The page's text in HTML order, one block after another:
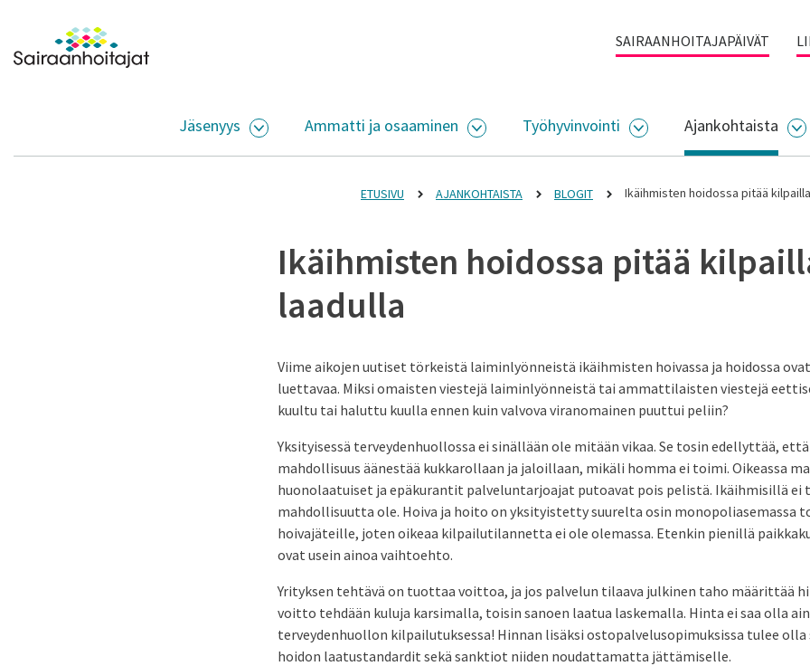
Siirry sisältöön
Etusivulle SAIRAANHOITAJAPÄIVÄT
Jäsenyys
AVAA ALASIVUJEN VALIKKO
Ammatti ja osaaminen
AVAA ALASIVUJEN VALIKKO
Työhyvinvointi
AVAA ALASIVUJEN
Ajankohtaista
ETUSIVU AJANKOHTAISTA BLOGIT Ikäihmisten hoidossa pitää
Ikäihmisten hoidossa pitää
laadulla
Viime aikojen uutiset törkeistä laiminlyönneistä ikäihmisten hoivassa ja hoidossa
luettavaa. Miksi omaisten viestejä laiminlyönneistä tai ammattilaisten viestejä
kuultu tai haluttu kuulla ennen kuin valvova viranomainen puuttui peliin?
Yksityisessä terveydenhuollossa ei sinällään ole mitään vikaa. Se tosin edellyttää,
mahdollisuus äänestää kukkarollaan ja jaloillaan, mikäli homma ei toimi. Oikeassa
huonolaatuiset ja epäkurantit palveluntarjoajat putoavat pois pelistä. Ikäihmisillä ei
mahdollisuutta ole. Hoiva ja hoito on yksityistetty suurelta osin monopoliasemassa
hoivajäteille, joten oikeaa kilpailutilannetta ei ole olemassa. Etenkin pienillä
ovat usein ainoa vaihtoehto.
Yrityksen tehtävä on tuottaa voittoa, ja jos palvelun tilaava julkinen taho määrittää
voitto tehdään kuluja karsimalla, toisin sanoen laatua laskemalla. Hinta ei saa olla
terveydenhuollon kilpailutuksessa! Hinnan lisäksi ostopalvelusopimuksissa tulee olla
hoidon laatustandardit sekä sanktiot niiden noudattamatta jättämiselle.